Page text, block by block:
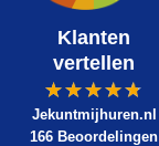
Klanten
vertellen
Jekuntmijhuren.nl
166 Beoordelingen